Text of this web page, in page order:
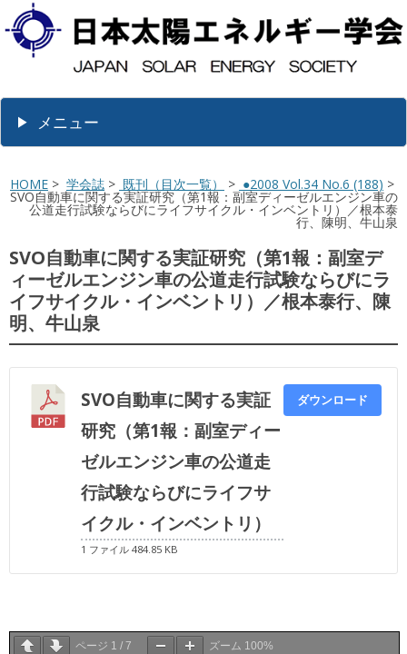
メニュー
HOME > 学会誌 > 既刊（目次一覧） > ●2008 Vol.34 No.6 (188) >
SVO自動車に関する実証研究（第1報：副室ディーゼルエンジン車の
公道走行試験ならびにライフサイクル・インベントリ）／根本泰
行、陳明、牛山泉
SVO自動車に関する実証研究（第1報：副室デ
ィーゼルエンジン車の公道走行試験ならびにラ
イフサイクル・インベントリ）／根本泰行、陳
明、牛山泉
SVO自動車に関する実証
研究（第1報：副室ディー
ゼルエンジン車の公道走
行試験ならびにライフサ
イクル・インベントリ）
1 ファイル 484.85 KB
ダウンロード
ページ 1 / 7 ズーム 100%